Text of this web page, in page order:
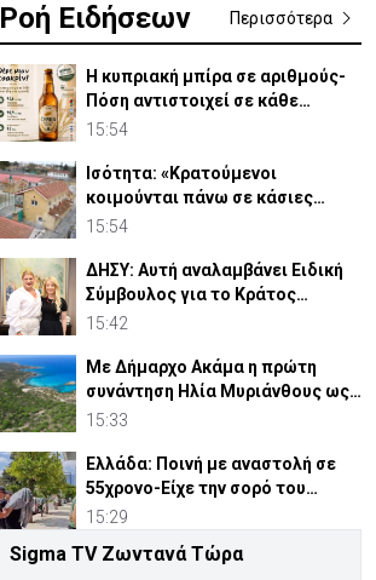
Ροή Ειδήσεων Περισσότερα
Η κυπριακή μπίρα σε αριθμούς-
Πόση αντιστοιχεί σε κάθε
κάτοικο
15:54
Ισότητα: «Κρατούμενοι
κοιμούνται πάνω σε κάσιες
πατατών - Η κατάσταση ξέφυγε»
15:54
ΔΗΣΥ: Αυτή αναλαμβάνει Ειδική
Σύμβουλος για το Κράτος
Δικαίου
15:42
Με Δήμαρχο Ακάμα η πρώτη
συνάντηση Ηλία Μυριάνθους ως
Επ. Περιβάλλοντος
15:33
Ελλάδα: Ποινή με αναστολή σε
55χρονο-Είχε την σορό του
πατέρα του σε καταψύκτη
15:29
Αβέβαιη η θαλάσσια σύνδεση
Sigma TV Ζωντανά Τώρα